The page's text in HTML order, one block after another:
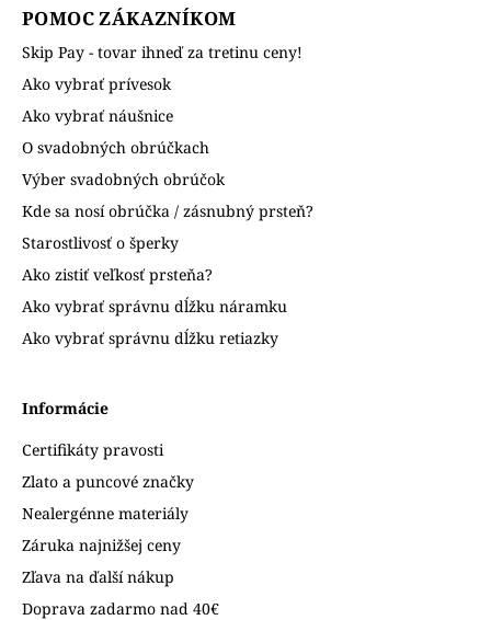
POMOC ZÁKAZNÍKOM
Skip Pay - tovar ihneď za tretinu ceny!
Ako vybrať prívesok
Ako vybrať náušnice
O svadobných obrúčkach
Výber svadobných obrúčok
Kde sa nosí obrúčka / zásnubný prsteň?
Starostlivosť o šperky
Ako zistiť veľkosť prsteňa?
Ako vybrať správnu dĺžku náramku
Ako vybrať správnu dĺžku retiazky
Informácie
Certifikáty pravosti
Zlato a puncové značky
Nealergénne materiály
Záruka najnižšej ceny
Zľava na ďalší nákup
Doprava zadarmo nad 40€